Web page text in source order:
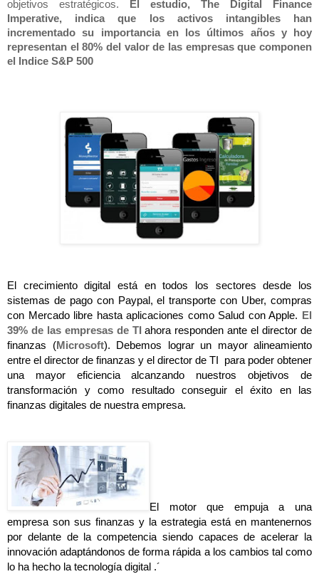
objetivos estratégicos.
El estudio, The Digital Finance
Imperative, indica que los activos intangibles han
incrementado su importancia en los últimos años y hoy
representan el 80% del valor de las empresas que componen
el Indice S&P 500
El crecimiento digital está en todos los sectores desde los
sistemas de pago con Paypal, el transporte con Uber, compras
con Mercado libre hasta aplicaciones como Salud con Apple.
El
39% de las empresas de TI ahora responden ante el director de
finanzas (Microsoft). Debemos lograr un mayor alineamiento
entre el director de finanzas y el director de TI  para poder obtener
una mayor eficiencia alcanzando nuestros objetivos de
transformación y como resultado conseguir el éxito en las
finanzas digitales de nuestra empresa.
El motor que empuja a una
empresa son sus finanzas y la estrategia está en mantenernos
por delante de la competencia siendo capaces de acelerar la
innovación adaptándonos de forma rápida a los cambios tal como
lo ha hecho la tecnología digital .´